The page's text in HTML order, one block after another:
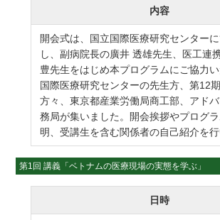
内容
開会式は、国立国際医療研究センター
し、副病院長の廣井 透雄先生、医工連
豊先生をはじめ本プログラムにご協力
国際医療研究センターの先生方、第12
方々、東京都産業労働局商工部、アド
務局が集いました。開会挨拶やプログ
明、受講生を含む関係者の自己紹介を行
第1回 講義「ベトナムの医療現場の実態を学ぶ」
日時